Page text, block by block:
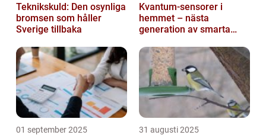
Teknikskuld: Den osynliga
bromsen som håller
Sverige tillbaka
Kvantum-sensorer i
hemmet – nästa
generation av smarta
01 september 2025 31 augusti 2025